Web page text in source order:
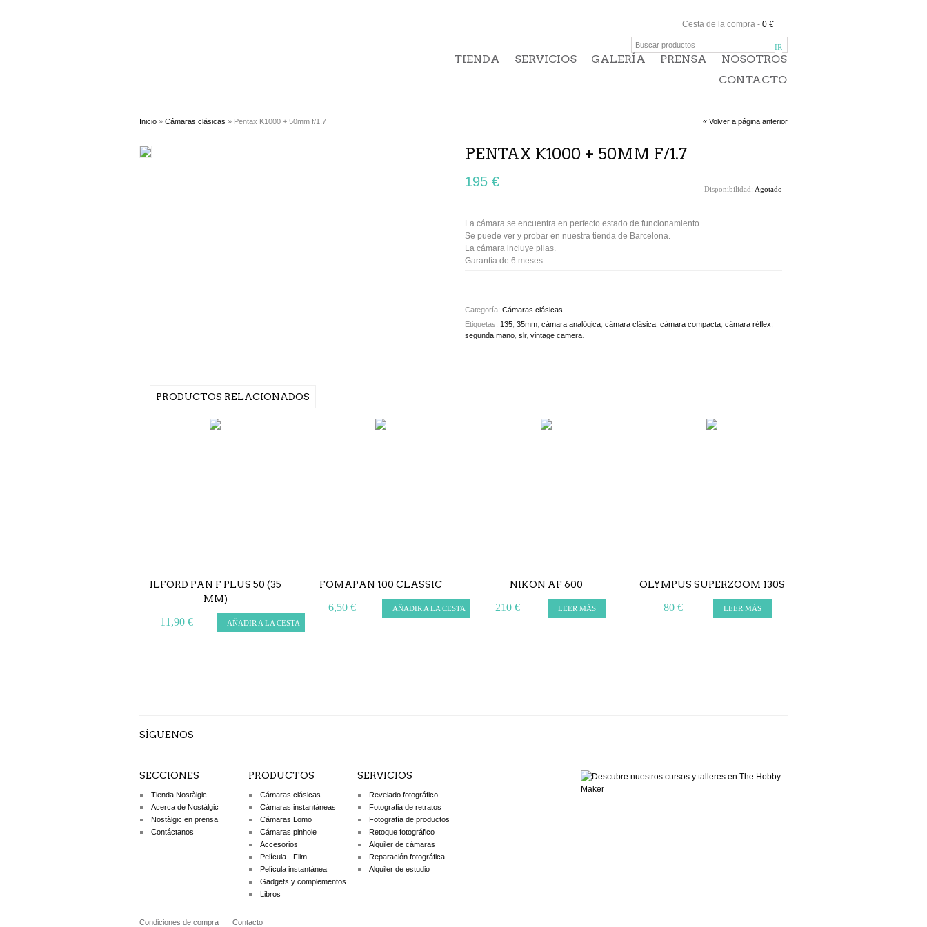
Cesta de la compra - 0 €
TIENDA SERVICIOS GALERÍA PRENSA
NOSOTROS
CONTACTO
Inicio » Cámaras clásicas » Pentax K1000 + 50mm f/1.7 « Volver a página anterior
PENTAX K1000 + 50MM F/1.7
195 € Disponibilidad: Agotado
La cámara se encuentra en perfecto estado de funcionamiento.
Se puede ver y probar en nuestra tienda de Barcelona.
La cámara incluye pilas.
Garantía de 6 meses.
Categoría: Cámaras clásicas
Etiquetas: 135 35mm cámara analógica cámara clásica cámara compacta cámara réflex
segunda mano slr, vintage camera
PRODUCTOS RELACIONADOS
ILFORD PAN F PLUS 50 (35
MM)
11,90 € AÑADIR A LA CESTA
FOMAPAN 100 CLASSIC
6,50 € AÑADIR A LA CESTA
NIKON AF 600
210 € LEER MÁS
OLYMPUS SUPERZOOM 130S
80 € LEER MÁS
SÍGUENOS
SECCIONES
Tienda Nostàlgic
Acerca de Nostàlgic
Nostàlgic en prensa
Contáctanos
PRODUCTOS
Cámaras clásicas
Cámaras instantáneas
Cámaras Lomo
Cámaras pinhole
Accesorios
Película - Film
Película instantánea
Gadgets y complementos
Libros
SERVICIOS
Revelado fotográfico
Fotografia de retratos
Fotografía de productos
Retoque fotográfico
Alquiler de cámaras
Reparación fotográfica
Alquiler de estudio
Condiciones de compra Contacto